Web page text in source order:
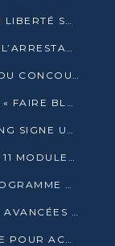
LE RAPPEUR FREUD VINCES REMIS EN LIBERTÉ SOUS PRESSION MÉDIATIQUE
POINTE-NOIRE : INDIGNATION APRÈS L’ARRESTATION DU RAPPEUR FREUD VINCES
OWEN OKANDZE SACRÉ VAINQUEUR DU CONCOURS SLAM POUR LA VIE
NINON GOUAMBA INVITE LES TÉKÉS À « FAIRE BLOC » POUR PESER DANS LE DÉBAT NATIONAL
COOPÉRATION UNIVERSITAIRE : L’UMNG SIGNE UN ACCORD STRATÉGIQUE AVEC L’UNIVERSITÉ HAINAN EN CHINE
LOGISTIQUE : AGL CONGO ACHEMINE 11 MODULES GÉANTS JUSQU’À BRAZZAVILLE
LA BANQUE MONDIALE LANCE UN PROGRAMME DE 394 MILLIONS DE DOLLARS POUR LE BASSIN DU CONGO
POINTE-NOIRE : LE PAPN ÉVALUE LES AVANCÉES DU MÔLE EST
ÉNERGIE : UN RAPPORT STRATÉGIQUE POUR ACCÉLÉRER LA TRANSITION AU CONGO